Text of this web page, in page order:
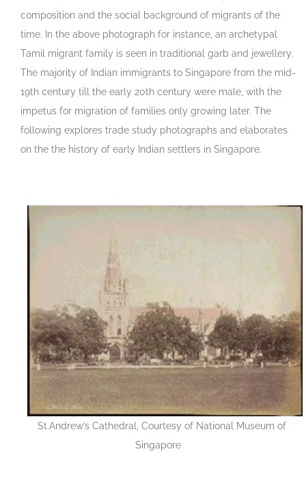
composition and the social background of migrants of the
time. In the above photograph for instance, an archetypal
Tamil migrant family is seen in traditional garb and jewellery.
The majority of Indian immigrants to Singapore from the mid-
19th century till the early 20th century were male, with the
impetus for migration of families only growing later. The
following explores trade study photographs and elaborates
on the the history of early Indian settlers in Singapore.
St.Andrew’s Cathedral, Courtesy of National Museum of
Singapore